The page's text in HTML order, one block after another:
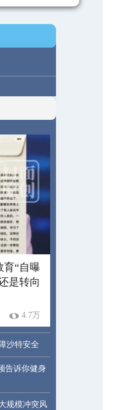
育“自曝
是转向
4.7万
沙特安全
告诉你健身
规模冲突风